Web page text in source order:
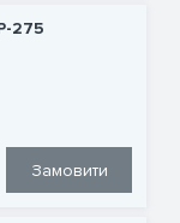
275
Замовити